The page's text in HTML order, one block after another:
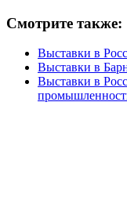
Смотрите также:
Выставки в
Выставки в
Выставки в